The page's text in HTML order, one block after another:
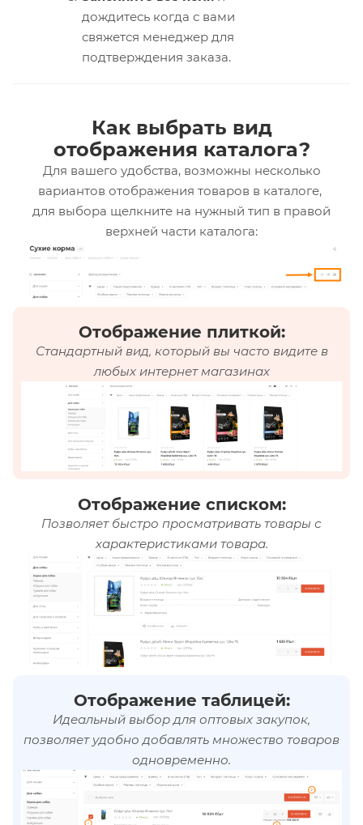
дождитесь когда с вами
свяжется менеджер для
подтверждения заказа.
Как выбрать вид
отображения каталога?
Для вашего удобства, возможны несколько
вариантов отображения товаров в каталоге,
для выбора щелкните на нужный тип в правой
верхней части каталога:
Отображение плиткой:
Стандартный вид, который вы часто видите в
любых интернет магазинах
Отображение списком:
Позволяет быстро просматривать товары с
характеристиками товара.
Отображение таблицей:
Идеальный выбор для оптовых закупок,
позволяет удобно добавлять множество товаров
одновременно.